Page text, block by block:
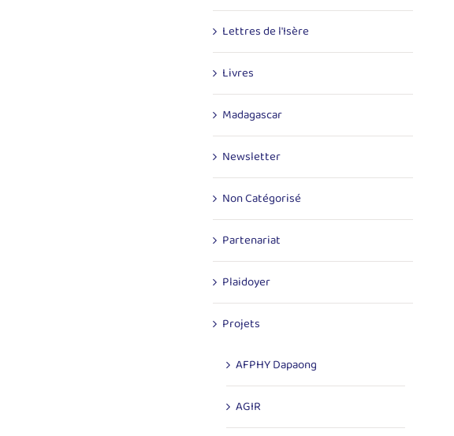
Lettres de l'Isère
Livres
Madagascar
Newsletter
Non Catégorisé
Partenariat
Plaidoyer
Projets
AFPHY Dapaong
AGIR